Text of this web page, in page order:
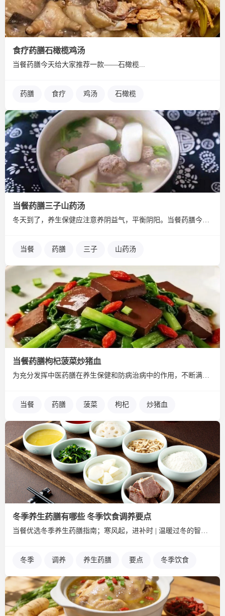
食疗药膳石橄榄鸡汤
当餐药膳今天给大家推荐一款——石橄榄...
药膳 食疗 鸡汤 石橄榄
当餐药膳三子山药汤
冬天到了，养生保健应注意养阴益气，平衡阴阳。当餐药膳今天给大...
当餐 药膳 三子 山药汤
当餐药膳枸杞菠菜炒猪血
为充分发挥中医药膳在养生保健和防病治病中的作用，不断满足人民...
当餐 药膳 菠菜 枸杞 炒猪血
冬季养生药膳有哪些 冬季饮食调养要点
当餐优选冬季养生药膳指南；寒风起，进补时 | 温暖过冬的智慧...
冬季 调养 养生药膳 要点 冬季饮食